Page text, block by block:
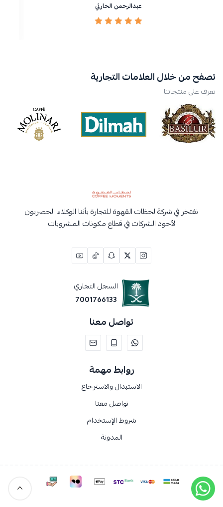
عبدالرحمن الحارثي
تصفح من خلال العلامات التجارية
تعرف على منتجاتنا
نفتخر في شركة لحظات القهوة للتجارة بأننا الوكلاء الحصريون
لأجود الشركات في قطاع مكونات المشروبات
السجل التجاري
7001766133
تواصل معنا
روابط مهمة
الاستبدال والاسترجاع
تواصل معنا
شروط الإستخدام
المدونة